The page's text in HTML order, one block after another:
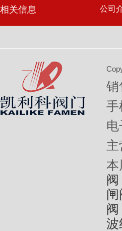
相关信息 公司
销
手
本
阀
闸
阀
波